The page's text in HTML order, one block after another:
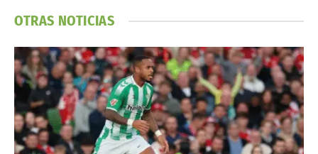
OTRAS NOTICIAS